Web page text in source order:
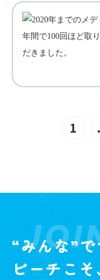
1
“みんな”
ビーチこ